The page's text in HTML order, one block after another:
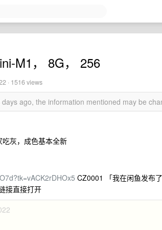
M1， 8G， 256
· 1516 views
ago, the information mentioned may be
吃灰，成色基本全新
CZ0001 「我在闲鱼发布
接直接打开